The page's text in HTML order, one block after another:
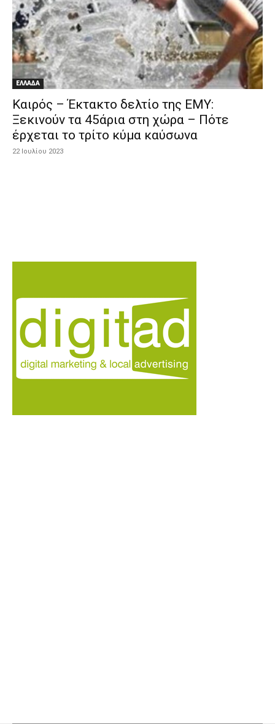
ΕΛΛΑΔΑ
Καιρός – Έκτακτο δελτίο της ΕΜΥ:
Ξεκινούν τα 45άρια στη χώρα – Πότε
έρχεται το τρίτο κύμα καύσωνα
22 Ιουλίου 2023